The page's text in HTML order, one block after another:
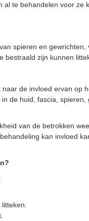
te behandelen voor ze
spieren en gewrichten,
zijn kunnen
de invloed ervan op
de huid, fascia, spieren,
van de betrokken
kan invloed